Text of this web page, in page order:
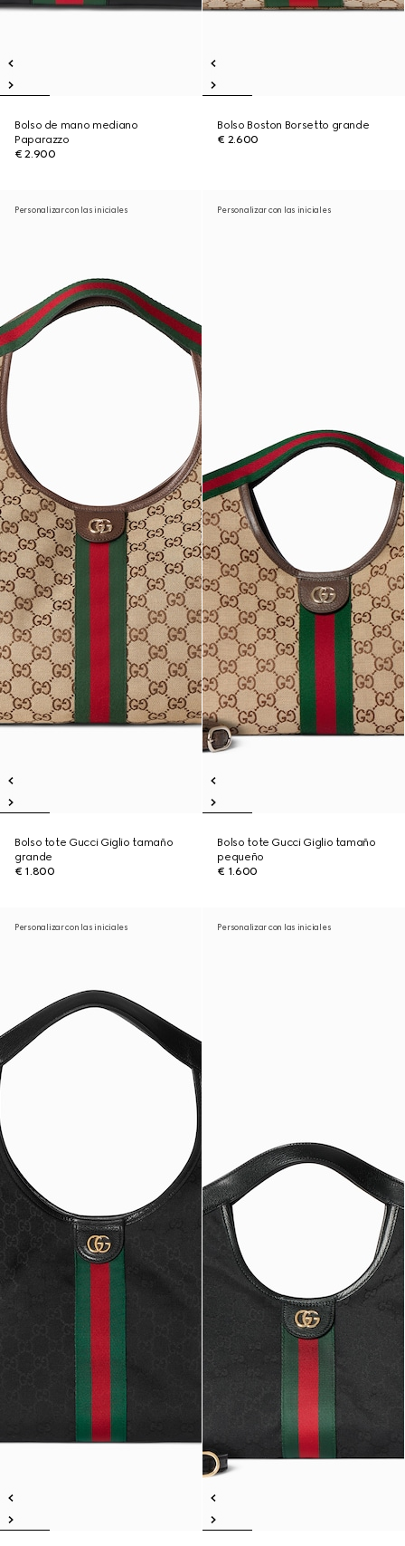
Bolso de mano mediano
Paparazzo
€ 2.900
Bolso Boston Borsetto grande
€ 2.600
Personalizar con las iniciales
Bolso tote Gucci Giglio tamaño
grande
€ 1.800
Personalizar con las iniciales
Bolso tote Gucci Giglio tamaño
pequeño
€ 1.600
Personalizar con las iniciales Personalizar con las iniciales